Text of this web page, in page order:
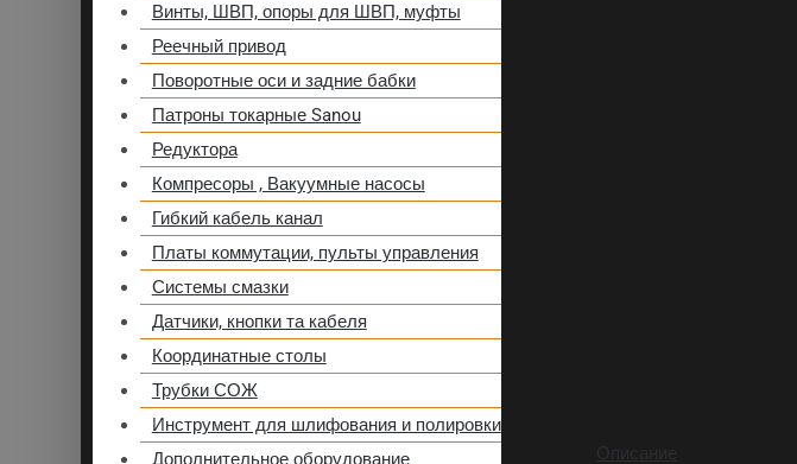
Описание
Винты, ШВП, опоры для ШВП, муфты
Реечный привод
Поворотные оси и задние бабки
Патроны токарные Sanou
Редуктора
Компресоры , Вакуумные насосы
Гибкий кабель канал
Платы коммутации, пульты управления
Системы смазки
Датчики, кнопки та кабеля
Координатные столы
Трубки СОЖ
Инструмент для шлифования и полировки
Дополнительное оборудование